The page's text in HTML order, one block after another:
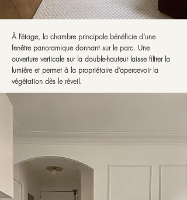
À l’étage, la chambre principale bénéficie d’une
fenêtre panoramique donnant sur le parc. Une
ouverture verticale sur la double-hauteur laisse filtrer la
lumière et permet à la propriétaire d’apercevoir la
végétation dès le réveil.